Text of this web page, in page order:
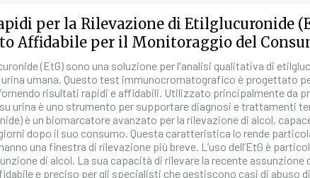
per la Rilevazione di Etilglucuronide
Affidabile per il Monitoraggio del
(EtG) sono una soluzione per l'analisi qualitativa di
umana. Questo test immunocromatografico è progettato
risultati rapidi e affidabili. Utilizzato principalmente da
urina è uno strumento per supportare diagnosi e trattamenti
è un biomarcatore avanzato per la rilevazione di alcol,
dopo il suo consumo. Questa caratteristica lo rende
una finestra di rilevazione più breve. L’uso dell’EtG è
di alcol. La sua capacità di rilevare la recente
e preciso per gli specialisti che gestiscono casi di abuso